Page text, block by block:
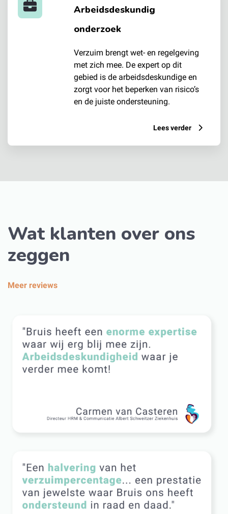
Arbeidsdeskundig
onderzoek
Verzuim brengt wet- en regelgeving
met zich mee. De expert op dit
gebied is de arbeidsdeskundige en
zorgt voor het beperken van risico’s
en de juiste ondersteuning.
Lees verder
Wat klanten over ons
zeggen
Meer reviews